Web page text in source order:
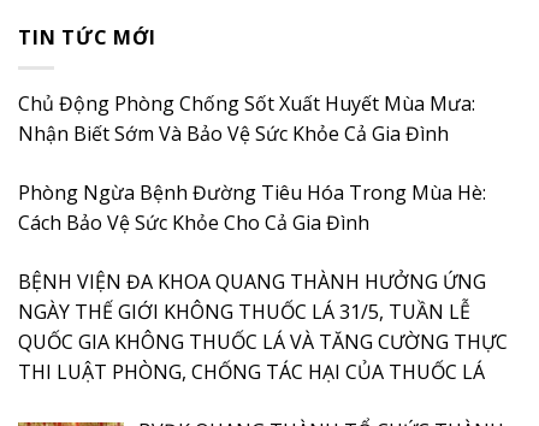
TIN TỨC MỚI
Chủ Động Phòng Chống Sốt Xuất Huyết Mùa Mưa:
Nhận Biết Sớm Và Bảo Vệ Sức Khỏe Cả Gia Đình
Phòng Ngừa Bệnh Đường Tiêu Hóa Trong Mùa Hè:
Cách Bảo Vệ Sức Khỏe Cho Cả Gia Đình
BỆNH VIỆN ĐA KHOA QUANG THÀNH HƯỞNG ỨNG
NGÀY THẾ GIỚI KHÔNG THUỐC LÁ 31/5, TUẦN LỄ
QUỐC GIA KHÔNG THUỐC LÁ VÀ TĂNG CƯỜNG THỰC
THI LUẬT PHÒNG, CHỐNG TÁC HẠI CỦA THUỐC LÁ